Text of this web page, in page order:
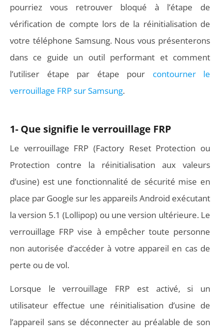
pourriez vous retrouver bloqué à l’étape de
vérification de compte lors de la réinitialisation de
votre téléphone Samsung. Nous vous présenterons
dans ce guide un outil performant et comment
l’utiliser étape par étape pour contourner le
verrouillage FRP sur Samsung.
1- Que signifie le verrouillage FRP
Le verrouillage FRP (Factory Reset Protection ou
Protection contre la réinitialisation aux valeurs
d’usine) est une fonctionnalité de sécurité mise en
place par Google sur les appareils Android exécutant
la version 5.1 (Lollipop) ou une version ultérieure. Le
verrouillage FRP vise à empêcher toute personne
non autorisée d’accéder à votre appareil en cas de
perte ou de vol.
Lorsque le verrouillage FRP est activé, si un
utilisateur effectue une réinitialisation d’usine de
l’appareil sans se déconnecter au préalable de son